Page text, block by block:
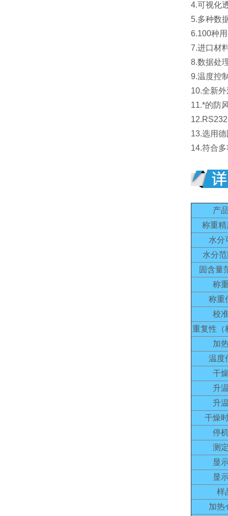
4.可视化
5.多种数
6.100种
7.进口材
8.数据处
9.温度控
10.全新
11.*的防
13.选用
14.符合
产
称重
水分
水分
固含量
称
称重
校
重复性（
加
温度
干
升
升
干燥
停
测
显
显
样
加热